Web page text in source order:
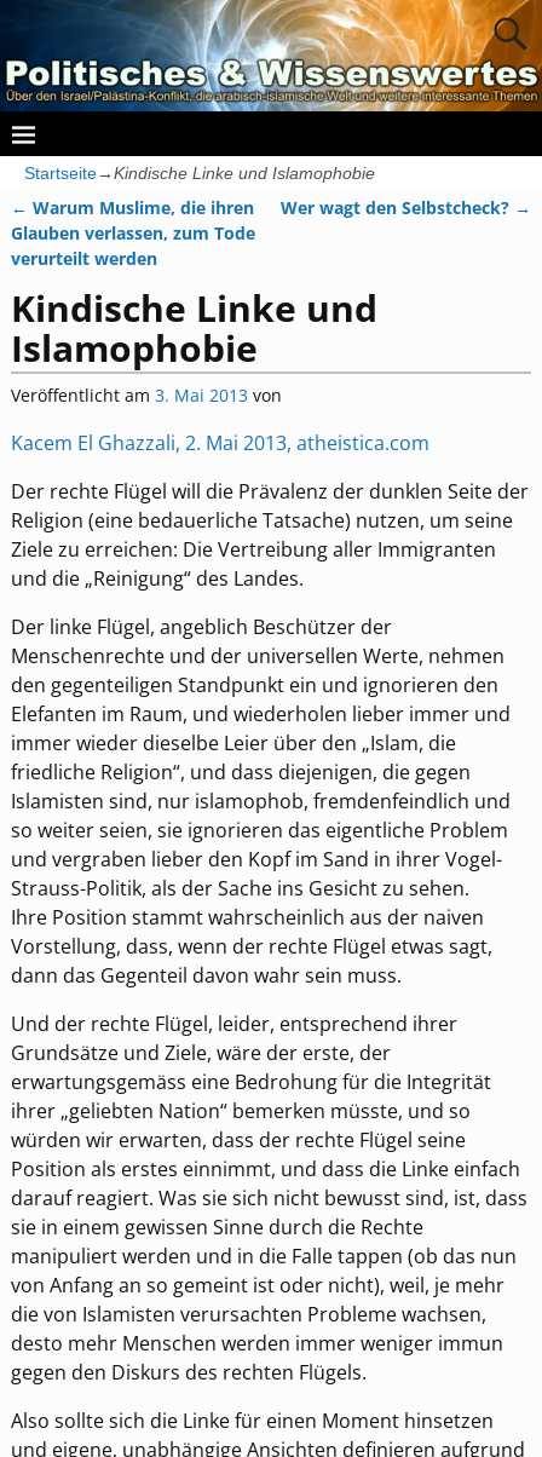
Startseite→Kindische Linke und Islamophobie
Artikelnavigation
← Warum Muslime, die ihren
Glauben verlassen, zum Tode
verurteilt werden
Wer wagt den Selbstcheck? →
Kindische Linke und
Islamophobie
Veröffentlicht am 3. Mai 2013 von
Kacem El Ghazzali, 2. Mai 2013, atheistica.com
Der rechte Flügel will die Prävalenz der dunklen Seite der
Religion (eine bedauerliche Tatsache) nutzen, um seine
Ziele zu erreichen: Die Vertreibung aller Immigranten
und die „Reinigung“ des Landes.
Der linke Flügel, angeblich Beschützer der
Menschenrechte und der universellen Werte, nehmen
den gegenteiligen Standpunkt ein und ignorieren den
Elefanten im Raum, und wiederholen lieber immer und
immer wieder dieselbe Leier über den „Islam, die
friedliche Religion“, und dass diejenigen, die gegen
Islamisten sind, nur islamophob, fremdenfeindlich und
so weiter seien, sie ignorieren das eigentliche Problem
und vergraben lieber den Kopf im Sand in ihrer Vogel-
Strauss-Politik, als der Sache ins Gesicht zu sehen.
Ihre Position stammt wahrscheinlich aus der naiven
Vorstellung, dass, wenn der rechte Flügel etwas sagt,
dann das Gegenteil davon wahr sein muss.
Und der rechte Flügel, leider, entsprechend ihrer
Grundsätze und Ziele, wäre der erste, der
erwartungsgemäss eine Bedrohung für die Integrität
ihrer „geliebten Nation“ bemerken müsste, und so
würden wir erwarten, dass der rechte Flügel seine
Position als erstes einnimmt, und dass die Linke einfach
darauf reagiert. Was sie sich nicht bewusst sind, ist, dass
sie in einem gewissen Sinne durch die Rechte
manipuliert werden und in die Falle tappen (ob das nun
von Anfang an so gemeint ist oder nicht), weil, je mehr
die von Islamisten verursachten Probleme wachsen,
desto mehr Menschen werden immer weniger immun
gegen den Diskurs des rechten Flügels.
Also sollte sich die Linke für einen Moment hinsetzen
und eigene, unabhängige Ansichten definieren aufgrund